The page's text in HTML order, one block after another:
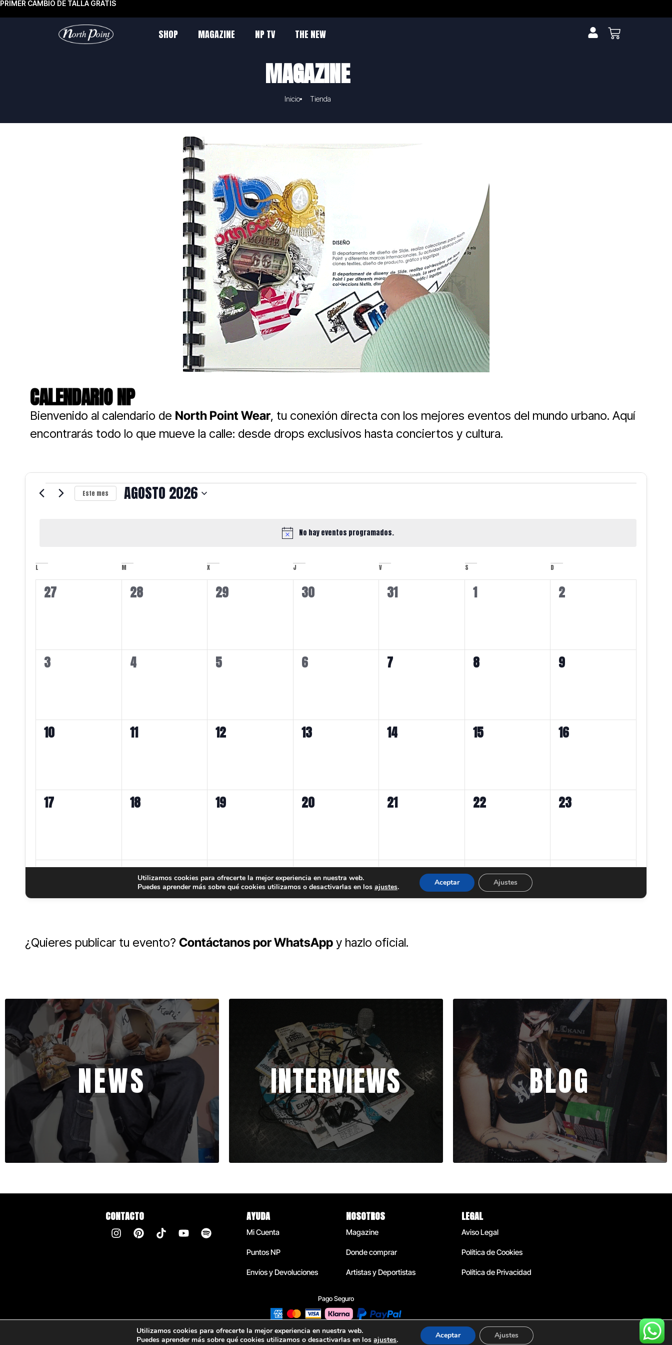
PRIMER CAMBIO DE TALLA GRATIS
SHOP MAGAZINE NP TV THE NEW
MAGAZINE
Inicio Tienda
CALENDARIO NP
Bienvenido al calendario de North Point Wear, tu conexión directa con los mejores eventos del mundo urbano. Aquí
encontrarás todo lo que mueve la calle: desde drops exclusivos hasta conciertos y cultura.
¿Quieres publicar tu evento? Contáctanos por WhatsApp y hazlo oficial.
CONTACTO AYUDA
Mi Cuenta
Puntos NP
Envíos y Devoluciones
NOSOTROS
Magazine
Donde comprar
Artistas y Deportistas
LEGAL
Aviso Legal
Política de Cookies
Política de Privacidad
Pago Seguro
COPYRIGHT © 2026 NORTH POINT WEAR
Utilizamos cookies para ofrecerte la mejor experiencia en nuestra web.
Puedes aprender más sobre qué cookies utilizamos o desactivarlas en losajustes. Aceptar Ajustes